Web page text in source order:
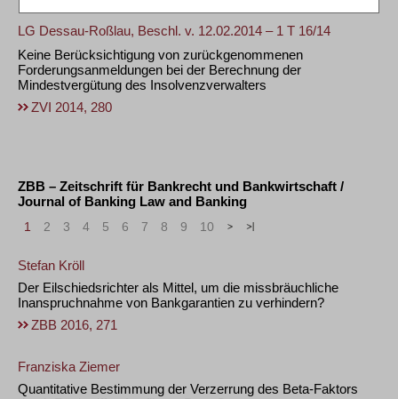
LG Dessau-Roßlau, Beschl. v. 12.02.2014 – 1 T 16/14
Keine Berücksichtigung von zurückgenommenen
Forderungsanmeldungen bei der Berechnung der
Mindestvergütung des Insolvenzverwalters
ZVI 2014, 280
ZBB – Zeitschrift für Bankrecht und Bankwirtschaft /
Journal of Banking Law and Banking
1 2 3 4 5 6 7 8 9 10 > »
Stefan Kröll
Der Eilschiedsrichter als Mittel, um die missbräuchliche
Inanspruchnahme von Bankgarantien zu verhindern?
ZBB 2016, 271
Franziska Ziemer
Quantitative Bestimmung der Verzerrung des Beta-Faktors